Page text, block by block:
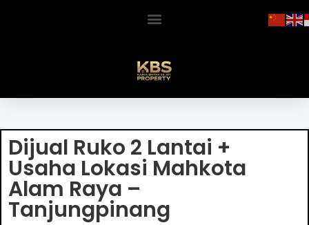
Dijual Ruko 2 Lantai +
Usaha Lokasi Mahkota
Alam Raya –
Tanjungpinang